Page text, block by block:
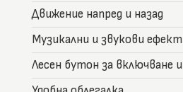
Движение напред и назад
Музикални и звукови
Лесен бутон за включване